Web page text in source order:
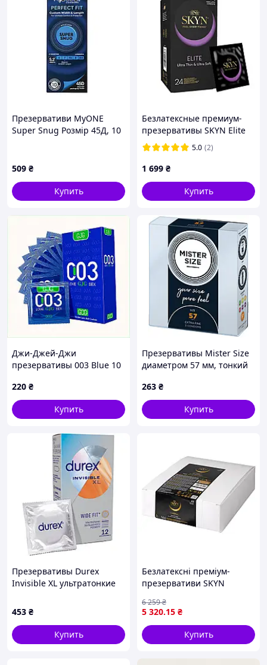
Презервативи MyONE
Super Snug Розмір 45Д, 10
509 ₴
Купить
Безлатексные премиум-
презервативы SKYN Elite
24 шт, ультратонкие
sexstyle
5.0 (2)
1 699 ₴
Купить
Джи-Джей-Джи
презервативы 003 Blue 10
9029526HT
220 ₴
Купить
Презервативы Mister Size
диаметром 57 мм, тонкий
комфорта и надежной
защиты
263 ₴
Купить
Презервативы Durex
Invisible XL ультратонкие
(шире) 12 шт.
(5052197057119) (d600259)
453 ₴
Купить
Безлатексні преміум-
презервативи SKYN
5 320.15 ₴
6 259₴
Купить